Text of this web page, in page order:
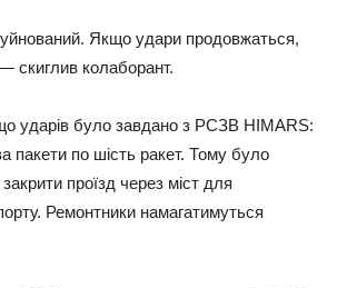
Якщо удари продовжаться,
скиглив колаборант.
ударів було завдано з РСЗВ HIMARS:
пакети по шість ракет. Тому було
проїзд через міст для
Ремонтники намагатимуться